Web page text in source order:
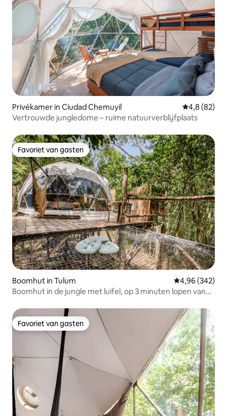
Privékamer in Ciudad Chemuyil Gemiddelde
4,8 (82)
Vertrouwde jungledome – ruime natuurverblijfplaats
Favoriet van gasten
Favoriet van gasten
Boomhut in Tulum Gemiddelde
4,96 (342)
Boomhut in de jungle met luifel, op 3 minuten lopen van
Favoriet van gasten
Favoriet van gasten